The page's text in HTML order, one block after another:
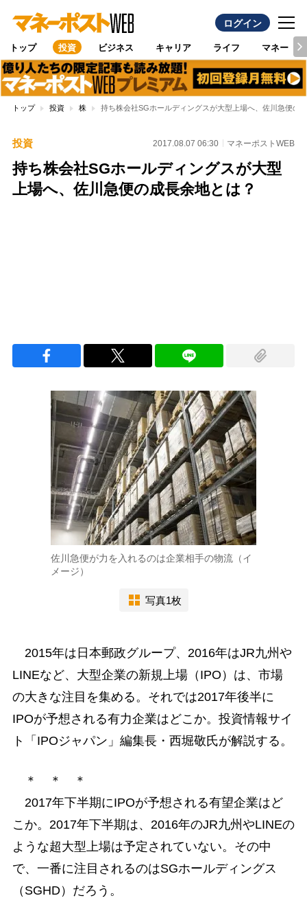
ログイン
トップ 投資 ビジネス キャリア ライフ マネー
トップ 投資 株 持ち株会社SGホールディングスが大型上場へ、佐川急便の
投資 2017.08.07 06:30 マネーポストWEB
持ち株会社SGホールディングスが大型
上場へ、佐川急便の成長余地とは？
佐川急便が力を入れるのは企業相手の物流（イ
メージ）
写真1枚
2015年は日本郵政グループ、2016年はJR九州や
LINEなど、大型企業の新規上場（IPO）は、市場
の大きな注目を集める。それでは2017年後半に
IPOが予想される有力企業はどこか。投資情報サイ
ト「IPOジャパン」編集長・西堀敬氏が解説する。
＊ ＊ ＊
2017年下半期にIPOが予想される有望企業はど
こか。2017年下半期は、2016年のJR九州やLINEの
ような超大型上場は予定されていない。その中
で、一番に注目されるのはSGホールディングス
（SGHD）だろう。